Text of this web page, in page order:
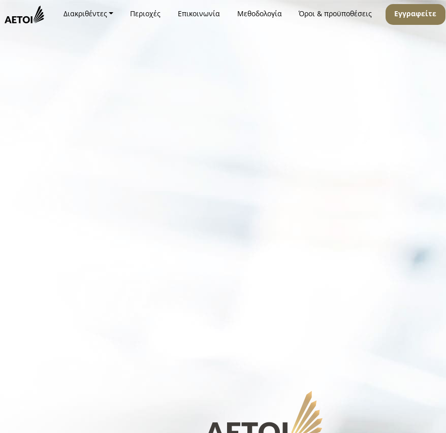
Διακριθέντες Περιοχές Επικοινωνία Μεθοδολογία Όροι & προϋποθέσεις Εγγραφείτε